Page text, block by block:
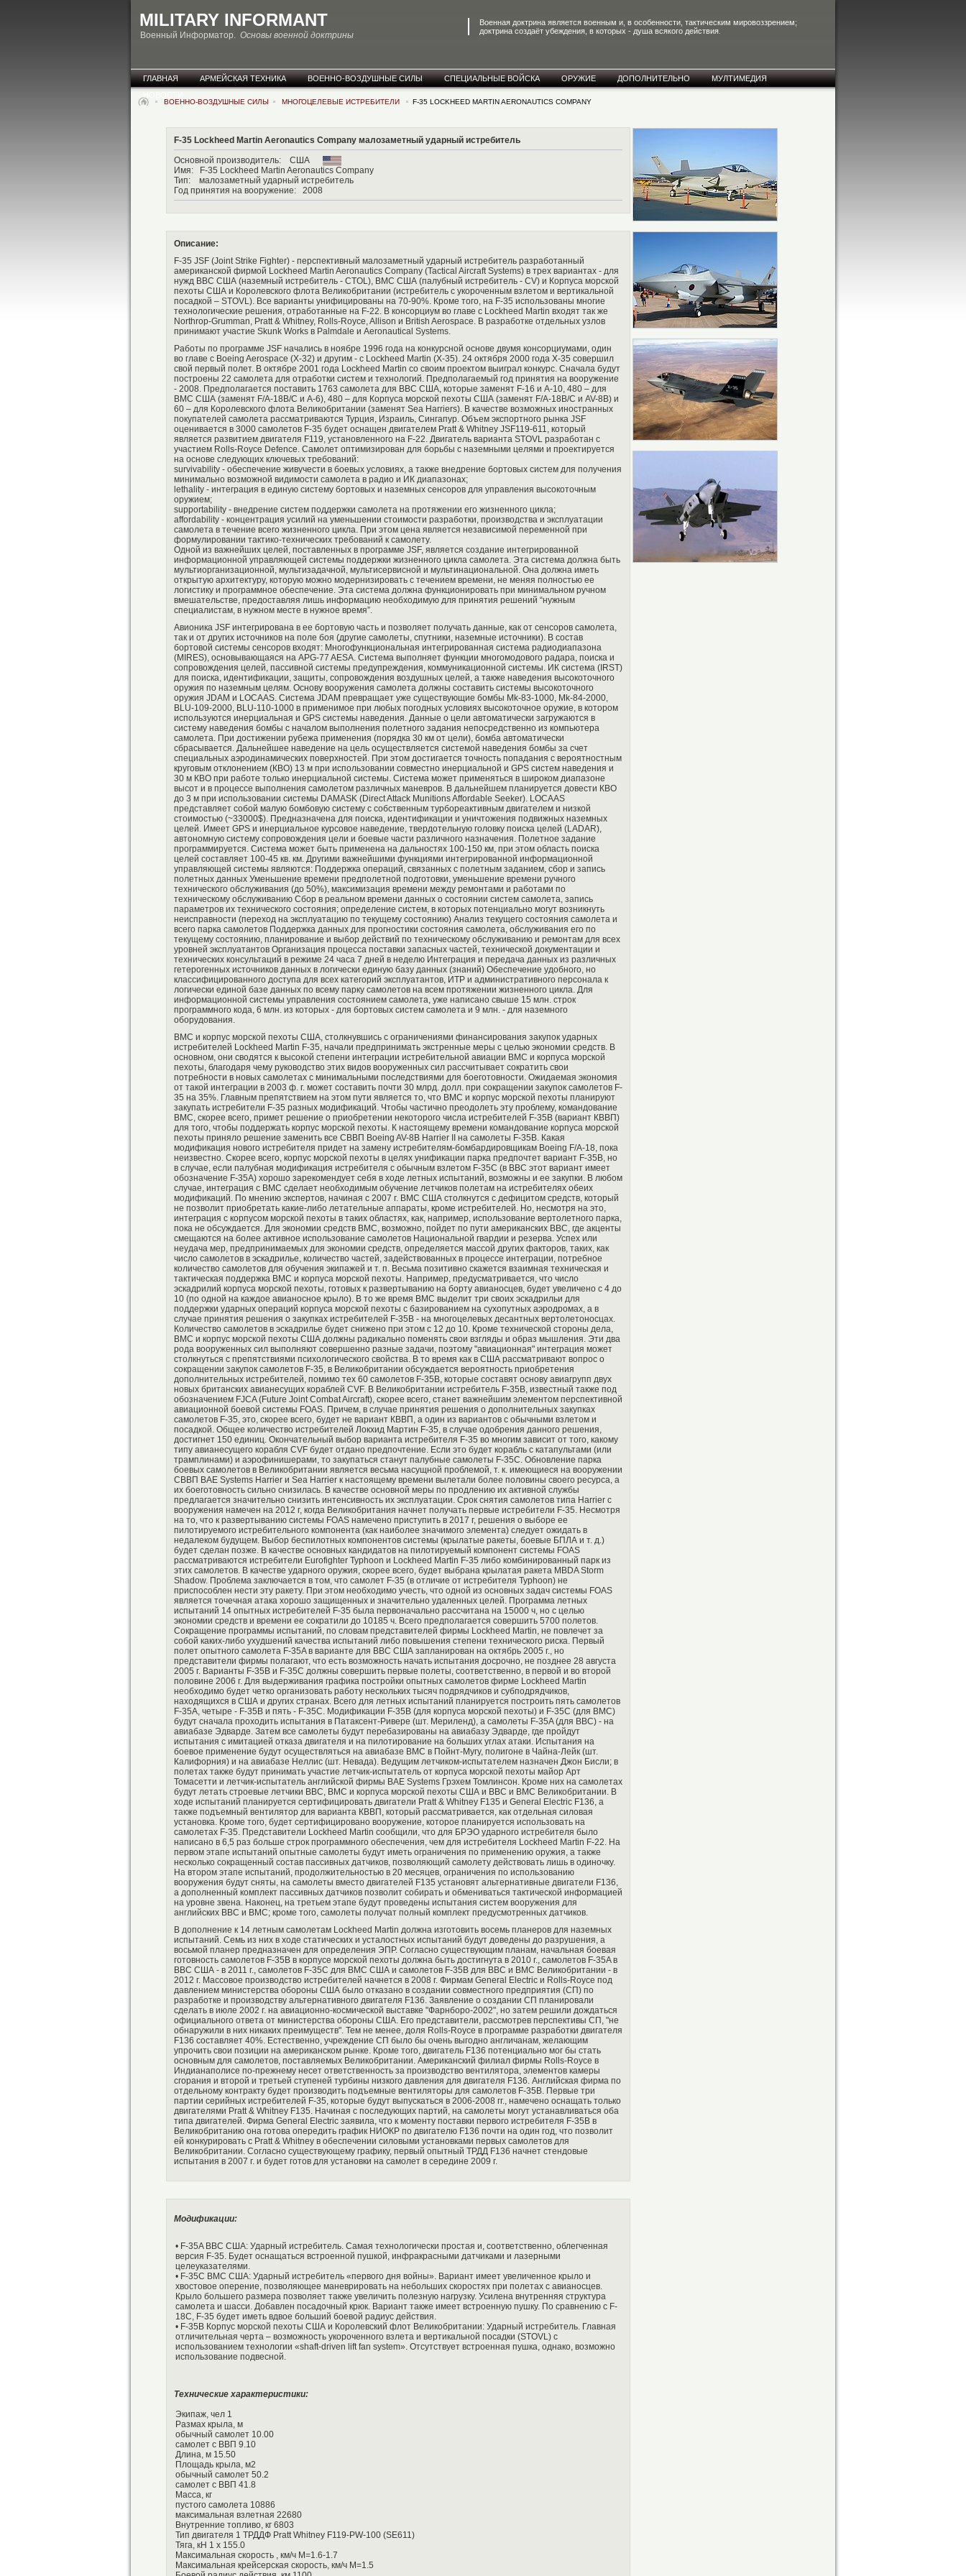
MILITARY INFORMANT
Военная доктрина является военным и, в особенности, тактическим мировоззрением;
доктрина создаёт убеждения, в которых - душа всякого действия.
Военный Информатор. Основы военной доктрины
ГЛАВНАЯ АРМЕЙСКАЯ ТЕХНИКА ВОЕННО-ВОЗДУШНЫЕ СИЛЫ СПЕЦИАЛЬНЫЕ ВОЙСКА ОРУЖИЕ ДОПОЛНИТЕЛЬНО
МУЛТИМЕДИЯ
ВОЕННО-ВОЗДУШНЫЕ СИЛЫ МНОГОЦЕЛЕВЫЕ ИСТРЕБИТЕЛИ F-35 LOCKHEED MARTIN AERONAUTICS COMPANY
F-35 Lockheed Martin Aeronautics Company малозаметный ударный истребитель
Основной производитель: США
Имя: F-35 Lockheed Martin Aeronautics Company
Тип: малозаметный ударный истребитель
Год принятия на вооружение: 2008
Описание:
F-35 JSF (Joint Strike Fighter) - перспективный малозаметный ударный истребитель разработанный
американской фирмой Lockheed Martin Aeronautics Company (Tactical Aircraft Systems) в трех вариантах - для
нужд ВВС США (наземный истребитель - CTOL), ВМС США (палубный истребитель - CV) и Корпуса морской
пехоты США и Королевского флота Великобритании (истребитель с укороченным взлетом и вертикальной
посадкой – STOVL). Все варианты унифицированы на 70-90%. Кроме того, на F-35 использованы многие
технологические решения, отработанные на F-22. В консорциум во главе с Lockheed Martin входят так же
Northrop-Grumman, Pratt & Whitney, Rolls-Royce, Allison и British Aerospace. В разработке отдельных узлов
принимают участие Skunk Works в Palmdale и Aeronautical Systems.
Работы по программе JSF начались в ноябре 1996 года на конкурсной основе двумя консорциумами, один
во главе с Boeing Aerospace (Х-32) и другим - с Lockheed Martin (Х-35). 24 октября 2000 года Х-35 совершил
свой первый полет. В октябре 2001 года Lockheed Martin со своим проектом выиграл конкурс. Сначала будут
построены 22 самолета для отработки систем и технологий. Предполагаемый год принятия на вооружение
- 2008. Предполагается поставить 1763 самолета для ВВС США, которые заменят F-16 и A-10, 480 – для
ВМС США (заменят F/A-18B/C и A-6), 480 – для Корпуса морской пехоты США (заменят F/A-18B/C и AV-8B) и
60 – для Королевского флота Великобритании (заменят Sea Harriers). В качестве возможных иностранных
покупателей самолета рассматриваются Турция, Израиль, Сингапур. Объем экспортного рынка JSF
оценивается в 3000 самолетов F-35 будет оснащен двигателем Pratt & Whitney JSF119-611, который
является развитием двигателя F119, установленного на F-22. Двигатель варианта STOVL разработан с
участием Rolls-Royce Defence. Самолет оптимизирован для борьбы с наземными целями и проектируется
на основе следующих ключевых требований:
survivability - обеспечение живучести в боевых условиях, а также внедрение бортовых систем для получения
минимально возможной видимости самолета в радио и ИК диапазонах;
lethality - интеграция в единую систему бортовых и наземных сенсоров для управления высокоточным
оружием;
supportability - внедрение систем поддержки самолета на протяжении его жизненного цикла;
affordability - концентрация усилий на уменьшении стоимости разработки, производства и эксплуатации
самолета в течение всего жизненного цикла. При этом цена является независимой переменной при
формулировании тактико-технических требований к самолету.
Одной из важнейших целей, поставленных в программе JSF, является создание интегрированной
информационной управляющей системы поддержки жизненного цикла самолета. Эта система должна быть
мультиорганизационной, мультизадачной, мультисервисной и мультинациональной. Она должна иметь
открытую архитектуру, которую можно модернизировать с течением времени, не меняя полностью ее
логистику и программное обеспечение. Эта система должна функционировать при минимальном ручном
вмешательстве, предоставляя лишь информацию необходимую для принятия решений “нужным
специалистам, в нужном месте в нужное время”.
Авионика JSF интегрирована в ее бортовую часть и позволяет получать данные, как от сенсоров самолета,
так и от других источников на поле боя (другие самолеты, спутники, наземные источники). В состав
бортовой системы сенсоров входят: Многофункциональная интегрированная система радиодиапазона
(MIRES), основывающаяся на APG-77 AESA. Система выполняет функции многомодового радара, поиска и
сопровождения целей, пассивной системы предупреждения, коммуникационной системы. ИК система (IRST)
для поиска, идентификации, защиты, сопровождения воздушных целей, а также наведения высокоточного
оружия по наземным целям. Основу вооружения самолета должны составить системы высокоточного
оружия JDAM и LOCAAS. Система JDAM превращает уже существующие бомбы Mk-83-1000, Mk-84-2000,
BLU-109-2000, BLU-110-1000 в применимое при любых погодных условиях высокоточное оружие, в котором
используются инерциальная и GPS системы наведения. Данные о цели автоматически загружаются в
систему наведения бомбы с началом выполнения полетного задания непосредственно из компьютера
самолета. При достижении рубежа применения (порядка 30 км от цели), бомба автоматически
сбрасывается. Дальнейшее наведение на цель осуществляется системой наведения бомбы за счет
специальных аэродинамических поверхностей. При этом достигается точность попадания с вероятностным
круговым отклонением (КВО) 13 м при использовании совместно инерциальной и GPS систем наведения и
30 м КВО при работе только инерциальной системы. Система может применяться в широком диапазоне
высот и в процессе выполнения самолетом различных маневров. В дальнейшем планируется довести КВО
до 3 м при использовании системы DAMASK (Direct Attack Munitions Affordable Seeker). LOCAAS
представляет собой малую бомбовую систему с собственным турбореактивным двигателем и низкой
стоимостью (~33000$). Предназначена для поиска, идентификации и уничтожения подвижных наземных
целей. Имеет GPS и инерциальное курсовое наведение, твердотельную головку поиска целей (LADAR),
автономную систему сопровождения цели и боевые части различного назначения. Полетное задание
программируется. Система может быть применена на дальностях 100-150 км, при этом область поиска
целей составляет 100-45 кв. км. Другими важнейшими функциями интегрированной информационной
управляющей системы являются: Поддержка операций, связанных с полетным заданием, сбор и запись
полетных данных Уменьшение времени предполетной подготовки, уменьшение времени ручного
технического обслуживания (до 50%), максимизация времени между ремонтами и работами по
техническому обслуживанию Сбор в реальном времени данных о состоянии систем самолета, запись
параметров их технического состояния; определение систем, в которых потенциально могут возникнуть
неисправности (переход на эксплуатацию по текущему состоянию) Анализ текущего состояния самолета и
всего парка самолетов Поддержка данных для прогностики состояния самолета, обслуживания его по
текущему состоянию, планирование и выбор действий по техническому обслуживанию и ремонтам для всех
уровней эксплуатантов Организация процесса поставки запасных частей, технической документации и
технических консультаций в режиме 24 часа 7 дней в неделю Интеграция и передача данных из различных
гетерогенных источников данных в логически единую базу данных (знаний) Обеспечение удобного, но
классифицированного доступа для всех категорий эксплуатантов, ИТР и административного персонала к
логически единой базе данных по всему парку самолетов на всем протяжении жизненного цикла. Для
информационной системы управления состоянием самолета, уже написано свыше 15 млн. строк
программного кода, 6 млн. из которых - для бортовых систем самолета и 9 млн. - для наземного
оборудования.
ВМС и корпус морской пехоты США, столкнувшись с ограничениями финансирования закупок ударных
истребителей Lockheed Martin F-35, начали предпринимать экстренные меры с целью экономии средств. В
основном, они сводятся к высокой степени интеграции истребительной авиации ВМС и корпуса морской
пехоты, благодаря чему руководство этих видов вооруженных сил рассчитывает сократить свои
потребности в новых самолетах с минимальными последствиями для боеготовности. Ожидаемая экономия
от такой интеграции в 2003 ф. г. может составить почти 30 млрд. долл. при сокращении закупок самолетов F-
35 на 35%. Главным препятствием на этом пути является то, что ВМС и корпус морской пехоты планируют
закупать истребители F-35 разных модификаций. Чтобы частично преодолеть эту проблему, командование
ВМС, скорее всего, примет решение о приобретении некоторого числа истребителей F-35B (вариант КВВП)
для того, чтобы поддержать корпус морской пехоты. К настоящему времени командование корпуса морской
пехоты приняло решение заменить все СВВП Boeing AV-8B Harrier II на самолеты F-35B. Какая
модификация нового истребителя придет на замену истребителям-бомбардировщикам Boeing F/A-18, пока
неизвестно. Скорее всего, корпус морской пехоты в целях унификации парка предпочтет вариант F-35B, но
в случае, если палубная модификация истребителя с обычным взлетом F-35C (в ВВС этот вариант имеет
обозначение F-35A) хорошо зарекомендует себя в ходе летных испытаний, возможны и ее закупки. В любом
случае, интеграция с ВМС сделает необходимым обучение летчиков полетам на истребителях обеих
модификаций. По мнению экспертов, начиная с 2007 г. ВМС США столкнутся с дефицитом средств, который
не позволит приобретать какие-либо летательные аппараты, кроме истребителей. Но, несмотря на это,
интеграция с корпусом морской пехоты в таких областях, как, например, использование вертолетного парка,
пока не обсуждается. Для экономии средств ВМС, возможно, пойдет по пути американских ВВС, где акценты
смещаются на более активное использование самолетов Национальной гвардии и резерва. Успех или
неудача мер, предпринимаемых для экономии средств, определяется массой других факторов, таких, как
число самолетов в эскадрилье, количество частей, задействованных в процессе интеграции, потребное
количество самолетов для обучения экипажей и т. п. Весьма позитивно скажется взаимная техническая и
тактическая поддержка ВМС и корпуса морской пехоты. Например, предусматривается, что число
эскадрилий корпуса морской пехоты, готовых к развертыванию на борту авианосцев, будет увеличено с 4 до
10 (по одной на каждое авианосное крыло). В то же время ВМС выделит три своих эскадрильи для
поддержки ударных операций корпуса морской пехоты с базированием на сухопутных аэродромах, а в
случае принятия решения о закупках истребителей F-35B - на многоцелевых десантных вертолетоносцах.
Количество самолетов в эскадрилье будет снижено при этом с 12 до 10. Кроме технической стороны дела,
ВМС и корпус морской пехоты США должны радикально поменять свои взгляды и образ мышления. Эти два
рода вооруженных сил выполняют совершенно разные задачи, поэтому "авиационная" интеграция может
столкнуться с препятствиями психологического свойства. В то время как в США рассматривают вопрос о
сокращении закупок самолетов F-35, в Великобритании обсуждается вероятность приобретения
дополнительных истребителей, помимо тех 60 самолетов F-35B, которые составят основу авиагрупп двух
новых британских авианесущих кораблей CVF. В Великобритании истребитель F-35B, известный также под
обозначением FJCA (Future Joint Combat Aircraft), скорее всего, станет важнейшим элементом перспективной
авиационной боевой системы FOAS. Причем, в случае принятия решения о дополнительных закупках
самолетов F-35, это, скорее всего, будет не вариант КВВП, а один из вариантов с обычными взлетом и
посадкой. Общее количество истребителей Локхид Мартин F-35, в случае одобрения данного решения,
достигнет 150 единиц. Окончательный выбор варианта истребителя F-35 во многим зависит от того, какому
типу авианесущего корабля CVF будет отдано предпочтение. Если это будет корабль с катапультами (или
трамплинами) и аэрофинишерами, то закупаться станут палубные самолеты F-35C. Обновление парка
боевых самолетов в Великобритании является весьма насущной проблемой, т. к. имеющиеся на вооружении
СВВП ВАЕ Systems Harrier и Sea Harrier к настоящему времени вылетали более половины своего ресурса, а
их боеготовность сильно снизилась. В качестве основной меры по продлению их активной службы
предлагается значительно снизить интенсивность их эксплуатации. Срок снятия самолетов типа Harrier с
вооружения намечен на 2012 г, когда Великобритания начнет получать первые истребители F-35. Несмотря
на то, что к развертыванию системы FOAS намечено приступить в 2017 г, решения о выборе ее
пилотируемого истребительного компонента (как наиболее значимого элемента) следует ожидать в
недалеком будущем. Выбор беспилотных компонентов системы (крылатые ракеты, боевые БПЛА и т. д.)
будет сделан позже. В качестве основных кандидатов на пилотируемый компонент системы FOAS
рассматриваются истребители Eurofighter Typhoon и Lockheed Martin F-35 либо комбинированный парк из
этих самолетов. В качестве ударного оружия, скорее всего, будет выбрана крылатая ракета MBDA Storm
Shadow. Проблема заключается в том, что самолет F-35 (в отличие от истребителя Typhoon) не
приспособлен нести эту ракету. При этом необходимо учесть, что одной из основных задач системы FOAS
является точечная атака хорошо защищенных и значительно удаленных целей. Программа летных
испытаний 14 опытных истребителей F-35 была первоначально рассчитана на 15000 ч, но с целью
экономии средств и времени ее сократили до 10185 ч. Всего предполагается совершить 5700 полетов.
Сокращение программы испытаний, по словам представителей фирмы Lockheed Martin, не повлечет за
собой каких-либо ухудшений качества испытаний либо повышения степени технического риска. Первый
полет опытного самолета F-35A в варианте для ВВС США запланирован на октябрь 2005 г., но
представители фирмы полагают, что есть возможность начать испытания досрочно, не позднее 28 августа
2005 г. Варианты F-35B и F-35C должны совершить первые полеты, соответственно, в первой и во второй
половине 2006 г. Для выдерживания графика постройки опытных самолетов фирме Lockheed Martin
необходимо будет четко организовать работу нескольких тысяч подрядчиков и субподрядчиков,
находящихся в США и других странах. Всего для летных испытаний планируется построить пять самолетов
F-35A, четыре - F-35B и пять - F-35C. Модификации F-35B (для корпуса морской пехоты) и F-35C (для ВМС)
будут сначала проходить испытания в Патаксент-Ривере (шт. Мериленд), а самолеты F-35A (для ВВС) - на
авиабазе Эдварде. Затем все самолеты будут перебазированы на авиабазу Эдварде, где пройдут
испытания с имитацией отказа двигателя и на пилотирование на больших углах атаки. Испытания на
боевое применение будут осуществляться на авиабазе ВМС в Пойнт-Мугу, полигоне в Чайна-Лейк (шт.
Калифорния) и на авиабазе Неллис (шт. Невада). Ведущим летчиком-испытателем назначен Джон Бисли; в
полетах также будут принимать участие летчик-испытатель от корпуса морской пехоты майор Арт
Томасетти и летчик-испытатель английской фирмы ВАЕ Systems Грэхем Томлинсон. Кроме них на самолетах
будут летать строевые летчики ВВС, ВМС и корпуса морской пехоты США и ВВС и ВМС Великобритании. В
ходе испытаний планируется сертифицировать двигатели Pratt & Whitney F135 и General Electric F136, а
также подъемный вентилятор для варианта КВВП, который рассматривается, как отдельная силовая
установка. Кроме того, будет сертифицировано вооружение, которое планируется использовать на
самолетах F-35. Представители Lockheed Martin сообщили, что для БРЭО ударного истребителя было
написано в 6,5 раз больше строк программного обеспечения, чем для истребителя Lockheed Martin F-22. На
первом этапе испытаний опытные самолеты будут иметь ограничения по применению оружия, а также
несколько сокращенный состав пассивных датчиков, позволяющий самолету действовать лишь в одиночку.
На втором этапе испытаний, продолжительностью в 20 месяцев, ограничения по использованию
вооружения будут сняты, на самолеты вместо двигателей F135 установят альтернативные двигатели F136,
а дополненный комплект пассивных датчиков позволит собирать и обмениваться тактической информацией
на уровне звена. Наконец, на третьем этапе будут проведены испытания систем вооружения для
английских ВВС и ВМС; кроме того, самолеты получат полный комплект предусмотренных датчиков.
В дополнение к 14 летным самолетам Lockheed Martin должна изготовить восемь планеров для наземных
испытаний. Семь из них в ходе статических и усталостных испытаний будут доведены до разрушения, а
восьмой планер предназначен для определения ЭПР. Согласно существующим планам, начальная боевая
готовность самолетов F-35B в корпусе морской пехоты должна быть достигнута в 2010 г., самолетов F-35A в
ВВС США - в 2011 г., самолетов F-35C для ВМС США и самолетов F-35B для ВВС и ВМС Великобритании - в
2012 г. Массовое производство истребителей начнется в 2008 г. Фирмам General Electric и Rolls-Royce под
давлением министерства обороны США было отказано в создании совместного предприятия (СП) по
разработке и производству альтернативного двигателя F136. Заявление о создании СП планировали
сделать в июле 2002 г. на авиационно-космической выставке "Фарнборо-2002", но затем решили дождаться
официального ответа от министерства обороны США. Его представители, рассмотрев перспективы СП, "не
обнаружили в них никаких преимуществ". Тем не менее, доля Rolls-Royce в программе разработки двигателя
F136 составляет 40%. Естественно, учреждение СП было бы очень выгодно англичанам, желающим
упрочить свои позиции на американском рынке. Кроме того, двигатель F136 потенциально мог бы стать
основным для самолетов, поставляемых Великобритании. Американский филиал фирмы Rolls-Royce в
Индианаполисе по-прежнему несет ответственность за производство вентилятора, элементов камеры
сгорания и второй и третьей ступеней турбины низкого давления для двигателя F136. Английская фирма по
отдельному контракту будет производить подъемные вентиляторы для самолетов F-35B. Первые три
партии серийных истребителей F-35, которые будут выпускаться в 2006-2008 гг., намечено оснащать только
двигателями Pratt & Whitney F135. Начиная с последующих партий, на самолеты могут устанавливаться оба
типа двигателей. Фирма General Electric заявила, что к моменту поставки первого истребителя F-35B в
Великобританию она готова опередить график НИОКР по двигателю F136 почти на один год, что позволит
ей конкурировать с Pratt & Whitney в обеспечении силовыми установками первых самолетов для
Великобритании. Согласно существующему графику, первый опытный ТРДД F136 начнет стендовые
испытания в 2007 г. и будет готов для установки на самолет в середине 2009 г.
Модификации:
• F-35A ВВС США: Ударный истребитель. Самая технологически простая и, соответственно, облегченная
версия F-35. Будет оснащаться встроенной пушкой, инфракрасными датчиками и лазерными
целеуказателями.
• F-35C ВМС США: Ударный истребитель «первого дня войны». Вариант имеет увеличенное крыло и
хвостовое оперение, позволяющее маневрировать на небольших скоростях при полетах с авианосцев.
Крыло большего размера позволяет также увеличить полезную нагрузку. Усилена внутренняя структура
самолета и шасси. Добавлен посадочный крюк. Вариант также имеет встроенную пушку. По сравнению с F-
18C, F-35 будет иметь вдвое больший боевой радиус действия.
• F-35B Корпус морской пехоты США и Королевский флот Великобритании: Ударный истребитель. Главная
отличительная черта – возможность укороченного взлета и вертикальной посадки (STOVL) с
использованием технологии «shaft-driven lift fan system». Отсутствует встроенная пушка, однако, возможно
использование подвесной.
Технические характеристики:
Экипаж, чел 1
Размах крыла, м
обычный самолет 10.00
самолет с ВВП 9.10
Длина, м 15.50
Площадь крыла, м2
обычный самолет 50.2
самолет с ВВП 41.8
Масса, кг
пустого самолета 10886
максимальная взлетная 22680
Внутренние топливо, кг 6803
Тип двигателя 1 ТРДДФ Pratt Whitney F119-PW-100 (SE611)
Тяга, кН 1 х 155.0
Максимальная скорость , км/ч M=1.6-1.7
Максимальная крейсерская скорость, км/ч M=1.5